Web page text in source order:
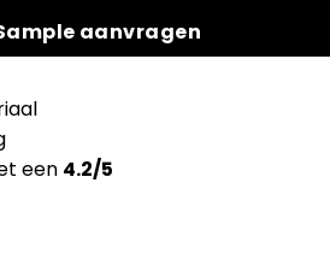
aanvragen
een 4.2/5